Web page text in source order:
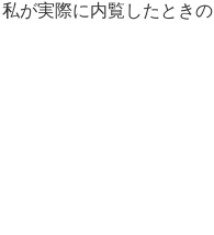
が実際に内覧したときの